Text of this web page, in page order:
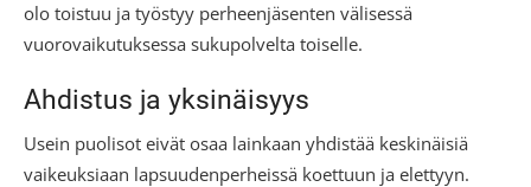
olo toistuu ja työstyy perheenjäsenten välisessä
vuorovaikutuksessa sukupolvelta toiselle.
Ahdistus ja yksinäisyys
Usein puolisot eivät osaa lainkaan yhdistää keskinäisiä
vaikeuksiaan lapsuudenperheissä koettuun ja elettyyn.